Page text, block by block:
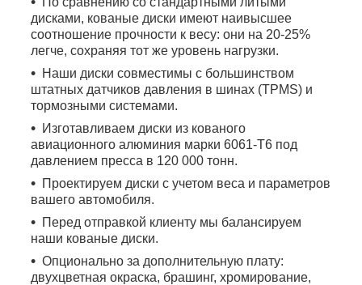
дисками, кованые диски имеют наивысшее
соотношение прочности к весу: они на 20-25%
легче, сохраняя тот же уровень нагрузки.
Наши диски совместимы с большинством
штатных датчиков давления в шинах (TPMS) и
тормозными системами.
Изготавливаем диски из кованого
авиационного алюминия марки 6061-T6 под
давлением пресса в 120 000 тонн.
Проектируем диски с учетом веса и параметров
вашего автомобиля.
Перед отправкой клиенту мы балансируем
наши кованые диски.
Опционально за дополнительную плату:
двухцветная окраска, брашинг, хромирование,